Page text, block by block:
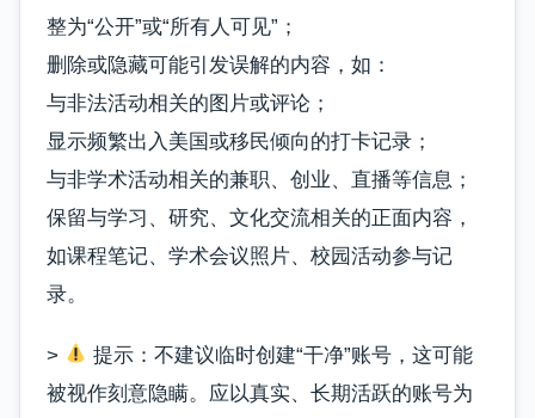
整为“公开”或“所有人可见”；
删除或隐藏可能引发误解的内容，如：
与非法活动相关的图片或评论；
显示频繁出入美国或移民倾向的打卡记录；
与非学术活动相关的兼职、创业、直播等信息；
保留与学习、研究、文化交流相关的正面内容，
如课程笔记、学术会议照片、校园活动参与记
录。
>
提示：不建议临时创建“干净”账号，这可能
被视作刻意隐瞒。应以真实、长期活跃的账号为